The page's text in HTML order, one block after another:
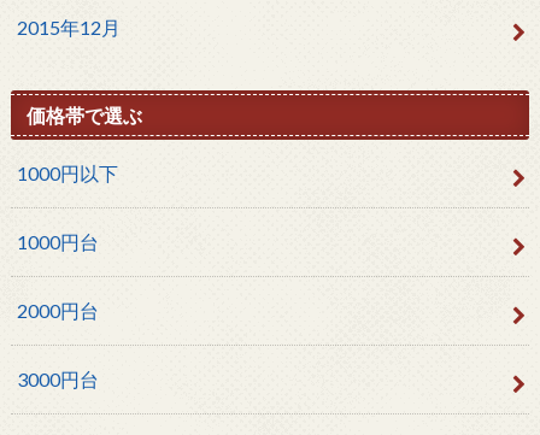
2015年12月
価格帯で選ぶ
1000円以下
1000円台
2000円台
3000円台